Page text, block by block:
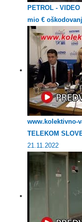
PETROL -
mio €
www.kolektivno-
TELEKOM
21.11.2022